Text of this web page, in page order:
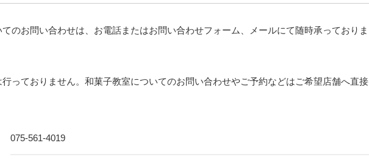
のお問い合わせは、お電話またはお問い合わせフォーム、メールにて随時承っておりま
っておりません。和菓子教室についてのお問い合わせやご予約などはご希望店舗へ直接
075-561-4019